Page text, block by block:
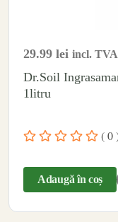
29.99 lei incl. TVA
Dr.Soil
1litru
( 0
Adaugă în coș